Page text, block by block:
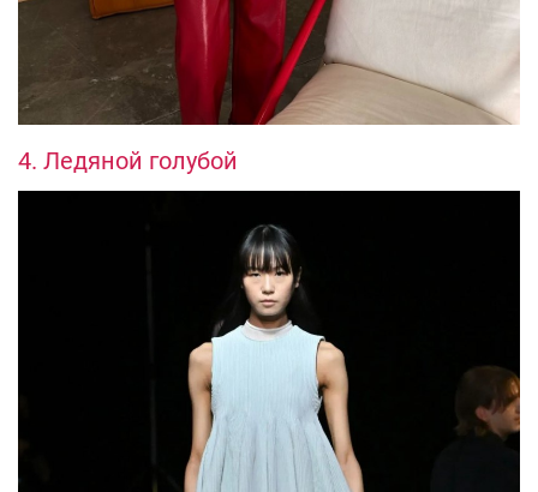
4. Ледяной голубой